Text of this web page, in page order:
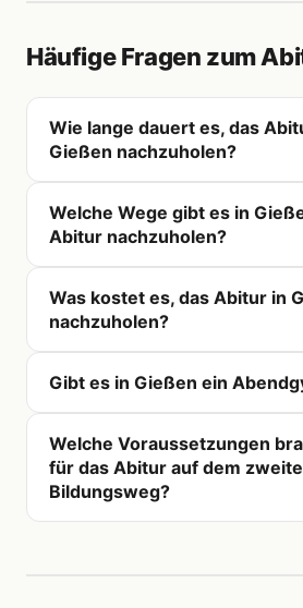
Häufige Fragen zum
Wie lange dauert es, das
Gießen nachzuholen?
Welche Wege gibt es in
Abitur nachzuholen?
Was kostet es, das Abitur in
nachzuholen?
Gibt es in Gießen ein
Welche Voraussetzungen
für das Abitur auf dem
Bildungsweg?